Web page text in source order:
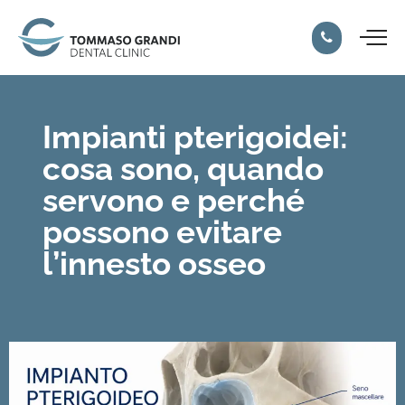
Impianti pterigoidei:
cosa sono, quando
servono e perché
possono evitare
l’innesto osseo